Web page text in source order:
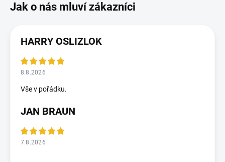
HARRY OSLIZLOK
8.8.2026
Vše v pořádku.
JAN BRAUN
7.8.2026